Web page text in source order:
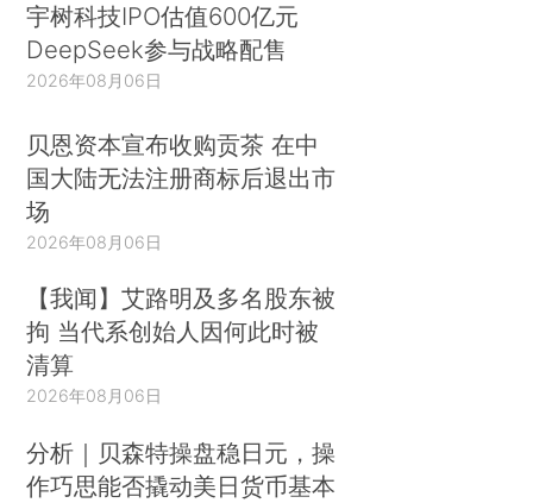
宇树科技IPO估值600亿元
DeepSeek参与战略配售
2026年08月06日
贝恩资本宣布收购贡茶 在中
国大陆无法注册商标后退出市
场
2026年08月06日
【我闻】艾路明及多名股东被
拘 当代系创始人因何此时被
清算
2026年08月06日
分析｜贝森特操盘稳日元，操
作巧思能否撬动美日货币基本